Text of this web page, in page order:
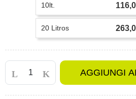
10lt.
20 Litros
AGGIUNGI